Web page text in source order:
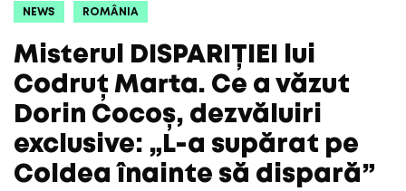
NEWS ROMÂNIA
Misterul DISPARIȚIEI lui
Codruț Marta. Ce a văzut
Dorin Cocoș, dezvăluiri
exclusive: „L-a supărat pe
Coldea înainte să dispară”